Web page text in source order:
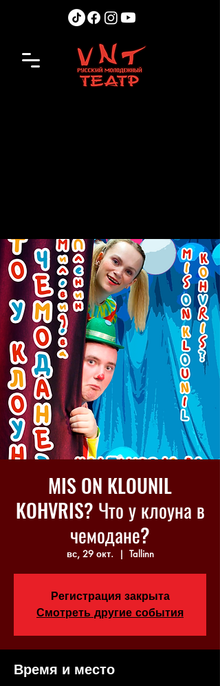
MIS ON KLOUNIL
KOHVRIS? Что у клоуна в
чемодане?
вс, 29 окт.
  |
Tallinn
Регистрация закрыта
Смотреть другие события
Время и место